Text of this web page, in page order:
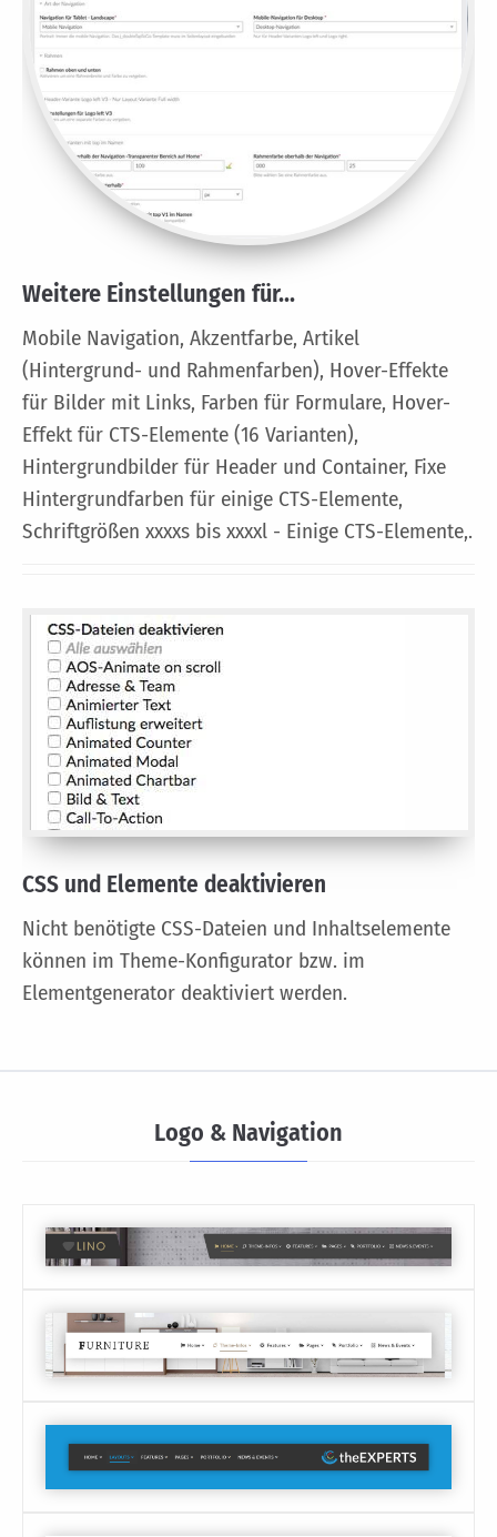
Weitere Einstellungen für...
Mobile Navigation, Akzentfarbe, Artikel
(Hintergrund- und Rahmenfarben), Hover-Effekte
für Bilder mit Links, Farben für Formulare, Hover-
Effekt für CTS-Elemente (16 Varianten),
Hintergrundbilder für Header und Container, Fixe
Hintergrundfarben für einige CTS-Elemente,
Schriftgrößen xxxxs bis xxxxl - Einige CTS-Elemente,.
CSS und Elemente deaktivieren
Nicht benötigte CSS-Dateien und Inhaltselemente
können im Theme-Konfigurator bzw. im
Elementgenerator deaktiviert werden.
Logo & Navigation